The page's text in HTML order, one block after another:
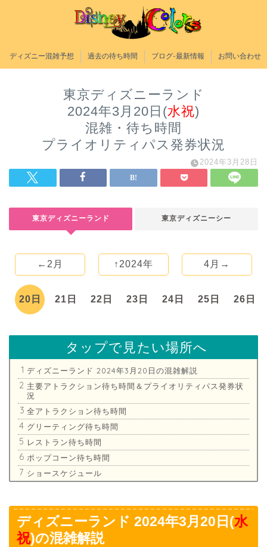
ディズニー混雑予想 過去の待ち時間 ブログ-最新情報 お問い合わせ
東京ディズニーランド
2024年3月20日(水祝)
混雑・待ち時間
プライオリティパス発券状況
2024年3月28日
東京ディズニーランド 東京ディズニーシー
←2月 ↑2024年 4月→
20日 21日 22日 23日 24日 25日 26日
タップで見たい場所へ
ディズニーランド 2024年3月20日の混雑解説
主要アトラクション待ち時間＆プライオリティパス発券状
況
全アトラクション待ち時間
グリーティング待ち時間
レストラン待ち時間
ポップコーン待ち時間
ショースケジュール
ディズニーランド 2024年3月20日(水
祝)の混雑解説